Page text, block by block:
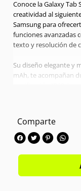
Conoce la Galaxy Tab
creatividad al
Samsung para
funciones avanzadas
texto y resolución de
Su diseño elegante y
mAh, te acompañan
tu rendimiento más
Pantalla:10.9"
Procesador:
Memoria
Cámara
Comparte